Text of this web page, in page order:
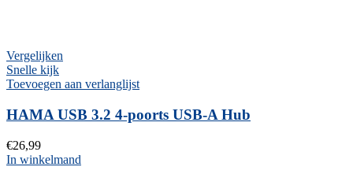
Vergelijken
Snelle kijk
Toevoegen aan verlanglijst
HAMA USB 3.2 4-poorts USB-A Hub
€26,99
In winkelmand